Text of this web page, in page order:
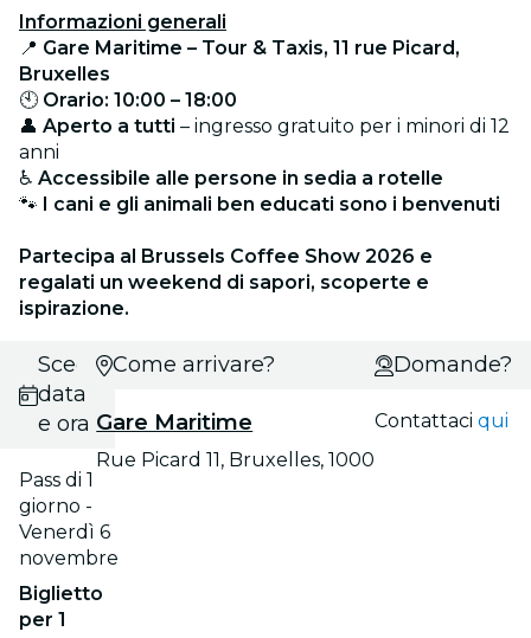
Informazioni generali
📍 Gare Maritime – Tour & Taxis, 11 rue Picard,
Bruxelles
🕙 Orario: 10:00 – 18:00
👤 Aperto a tutti – ingresso gratuito per i minori di 12
anni
♿ Accessibile alle persone in sedia a rotelle
🐾
I cani e gli animali ben educati sono i benvenuti
Partecipa al Brussels Coffee Show 2026 e
regalati un weekend di sapori, scoperte e
ispirazione.
Scegli
data
e ora
Pass di 1
giorno -
Venerdì 6
novembre
Biglietto
per 1
Come arrivare?
Gare Maritime
Rue Picard 11, Bruxelles, 1000
Domande?
Contattaciqui